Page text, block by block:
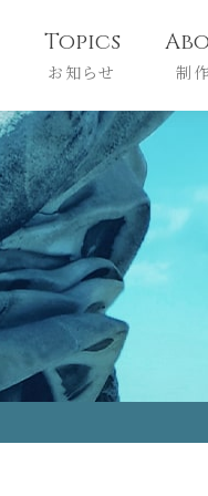
Topics
お知らせ 制